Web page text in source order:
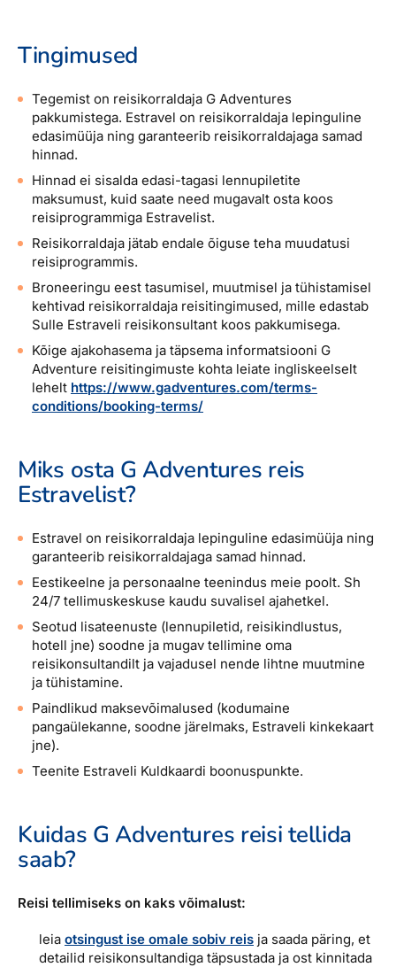
Tingimused
Tegemist on reisikorraldaja G Adventures
pakkumistega. Estravel on reisikorraldaja lepinguline
edasimüüja ning garanteerib reisikorraldajaga samad
hinnad.
Hinnad ei sisalda edasi-tagasi lennupiletite
maksumust, kuid saate need mugavalt osta koos
reisiprogrammiga Estravelist.
Reisikorraldaja jätab endale õiguse teha muudatusi
reisiprogrammis.
Broneeringu eest tasumisel, muutmisel ja tühistamisel
kehtivad reisikorraldaja reisitingimused, mille edastab
Sulle Estraveli reisikonsultant koos pakkumisega.
Kõige ajakohasema ja täpsema informatsiooni G
Adventure reisitingimuste kohta leiate ingliskeelselt
lehelt https://www.gadventures.com/terms-
conditions/booking-terms/
Miks osta G Adventures reis
Estravelist?
Estravel on reisikorraldaja lepinguline edasimüüja ning
garanteerib reisikorraldajaga samad hinnad.
Eestikeelne ja personaalne teenindus meie poolt. Sh
24/7 tellimuskeskuse kaudu suvalisel ajahetkel.
Seotud lisateenuste (lennupiletid, reisikindlustus,
hotell jne) soodne ja mugav tellimine oma
reisikonsultandilt ja vajadusel nende lihtne muutmine
ja tühistamine.
Paindlikud maksevõimalused (kodumaine
pangaülekanne, soodne järelmaks, Estraveli kinkekaart
jne).
Teenite Estraveli Kuldkaardi boonuspunkte.
Kuidas G Adventures reisi tellida
saab?
Reisi tellimiseks on kaks võimalust:
leia otsingust ise omale sobiv reis ja saada päring, et
detailid reisikonsultandiga täpsustada ja ost kinnitada